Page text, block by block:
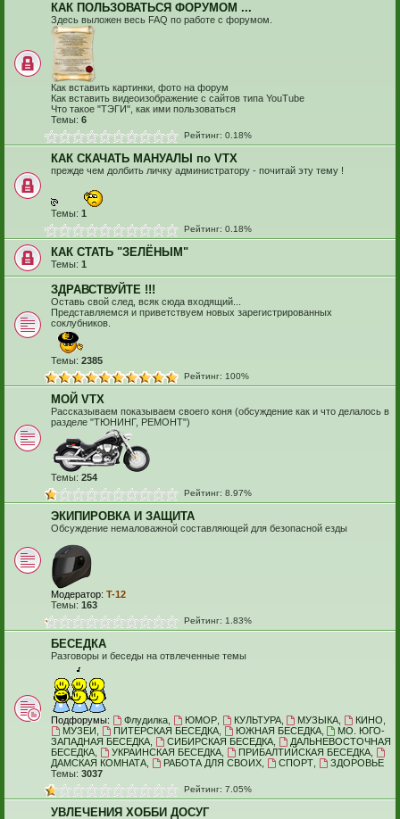
КАК ПОЛЬЗОВАТЬСЯ ФОРУМОМ ...
Здесь выложен весь FAQ по работе с форумом.
Как вставить картинки, фото на форум
Как вставить видеоизображение с сайтов типа YouTube
Что такое "ТЭГИ", как ими пользоваться
Темы: 6
Рейтинг: 0.18%
КАК СКАЧАТЬ МАНУАЛЫ по VTX
прежде чем долбить личку администратору - почитай эту тему !
Темы: 1
Рейтинг: 0.18%
КАК СТАТЬ "ЗЕЛЁНЫМ"
Темы: 1
ЗДРАВСТВУЙТЕ !!!
Оставь свой след, всяк сюда входящий...
Представляемся и приветствуем новых зарегистрированных
соклубников.
Темы: 2385
Рейтинг: 100%
МОЙ VTX
Рассказываем показываем своего коня (обсуждение как и что делалось в
разделе "ТЮНИНГ, РЕМОНТ")
Темы: 254
Рейтинг: 8.97%
ЭКИПИРОВКА И ЗАЩИТА
Обсуждение немаловажной составляющей для безопасной езды
Модератор: T-12
Темы: 163
Рейтинг: 1.83%
БЕСЕДКА
Разговоры и беседы на отвлеченные темы
Подфорумы: Флудилка, ЮМОР, КУЛЬТУРА, МУЗЫКА КИНО
МУЗЕИ
ПИТЕРСКАЯ БЕСЕДКА, ЮЖНАЯ БЕСЕДКА,
МО. ЮГО-
ЗАПАДНАЯ БЕСЕДКА
СИБИРСКАЯ БЕСЕДКА,
ДАЛЬНЕВОСТОЧНАЯ
БЕСЕДКА
УКРАИНСКАЯ БЕСЕДКА, ПРИБАЛТИЙСКАЯ БЕСЕДКА,
ДАМСКАЯ КОМНАТА
РАБОТА ДЛЯ СВОИХ, СПОРТ,
ЗДОРОВЬЕ
Темы: 3037
Рейтинг: 7.05%
УВЛЕЧЕНИЯ ХОББИ ДОСУГ